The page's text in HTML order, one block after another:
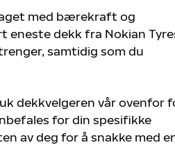
med bærekraft og
eneste dekk fra Nokian
samtidig som du
dekkvelgeren vår ovenfor
for din spesifikke
av deg for å snakke med